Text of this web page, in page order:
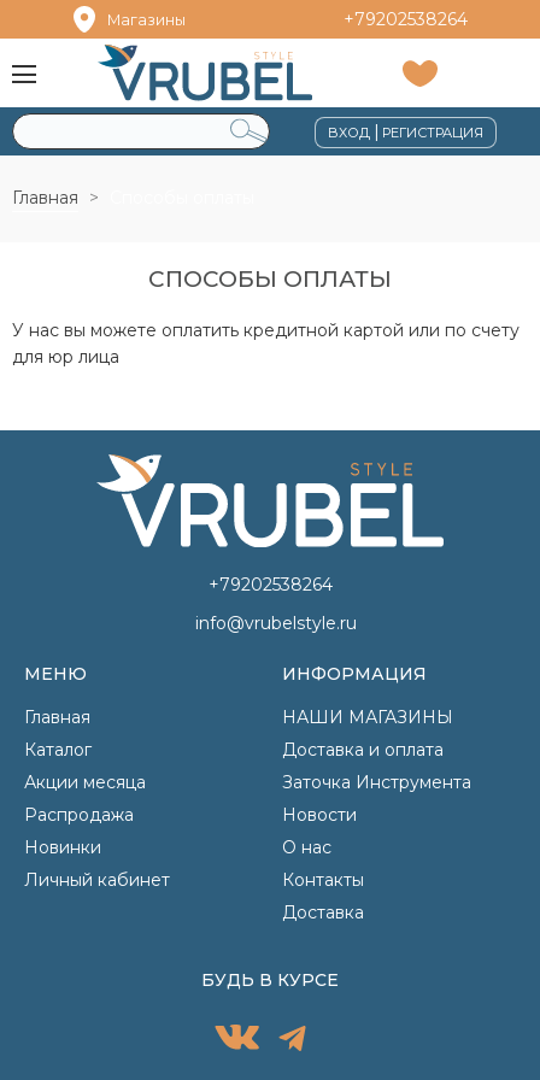
Магазины +79202538264
ВХОД |РЕГИСТРАЦИЯ
Главная
СПОСОБЫ ОПЛАТЫ
У нас вы можете оплатить кредитной картой или по счету
для юр лица
+79202538264
info@vrubelstyle.ru
МЕНЮ
Главная
Каталог
Акции месяца
Распродажа
Новинки
Личный кабинет
ИНФОРМАЦИЯ
НАШИ МАГАЗИНЫ
Доставка и оплата
Заточка Инструмента
Новости
О нас
Контакты
Доставка
БУДЬ В КУРСЕ